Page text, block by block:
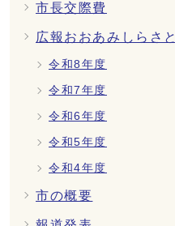
市長交際費
広報おおあみしらさと
令和8年度
令和7年度
令和6年度
令和5年度
令和4年度
市の概要